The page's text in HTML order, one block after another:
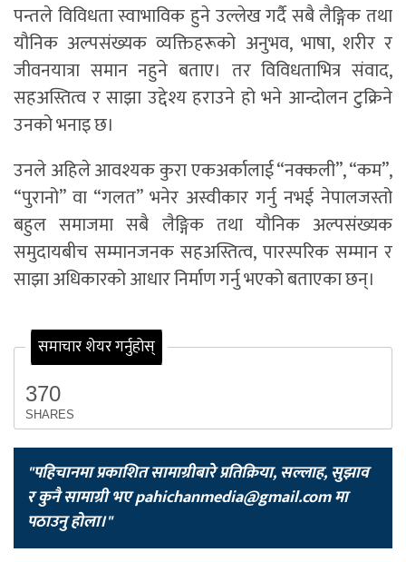
पन्तले विविधता स्वाभाविक हुने उल्लेख गर्दै सबै लैङ्गिक तथा
यौनिक अल्पसंख्यक व्यक्तिहरूको अनुभव, भाषा, शरीर र
जीवनयात्रा समान नहुने बताए। तर विविधताभित्र संवाद,
सहअस्तित्व र साझा उद्देश्य हराउने हो भने आन्दोलन टुक्रिने
उनको भनाइ छ।
उनले अहिले आवश्यक कुरा एकअर्कालाई “नक्कली”, “कम”,
“पुरानो” वा “गलत” भनेर अस्वीकार गर्नु नभई नेपालजस्तो
बहुल समाजमा सबै लैङ्गिक तथा यौनिक अल्पसंख्यक
समुदायबीच सम्मानजनक सहअस्तित्व, पारस्परिक सम्मान र
साझा अधिकारको आधार निर्माण गर्नु भएको बताएका छन्।
समाचार शेयर गर्नुहोस्
370
SHARES
"पहिचानमा प्रकाशित सामाग्रीबारे प्रतिक्रिया, सल्लाह, सुझाव
र कुनै सामाग्री भएpahichanmedia@gmail.comमा
पठाउनु होला।"